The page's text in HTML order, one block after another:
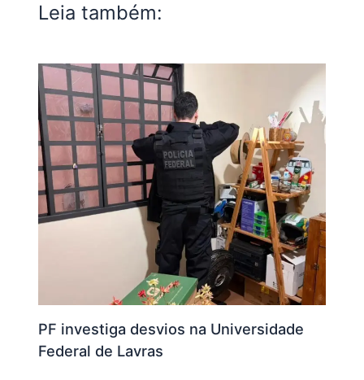
Leia também:
PF investiga desvios na Universidade
Federal de Lavras